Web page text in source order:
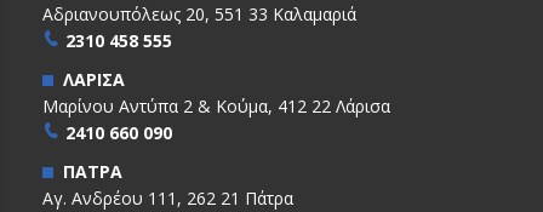
Αδριανουπόλεως 20, 551 33 Καλαμαριά
2310 458 555
ΛΑΡΙΣΑ
Μαρίνου Αντύπα 2 & Κούμα, 412 22 Λάρισα
2410 660 090
ΠΑΤΡΑ
Αγ. Ανδρέου 111, 262 21 Πάτρα